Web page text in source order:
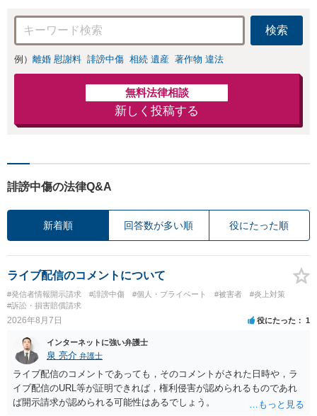
応可：開示請求の
意見照会が来たと
きの対処法、被害
者との示談交渉
検索
例） 離婚 慰謝料 誹謗中傷 相続 遺産 著作物 違法
無料法律相談
新しく投稿する
誹謗中傷の法律Q&A
新着順 回答数が多い順 役にたった順
ライブ配信のコメントについて
#発信者情報開示請求 #誹謗中傷 #個人・プライベート #被害者
#炎上対策
#訴訟・損害賠償請求
2026年8月7日 役にたった 1
インターネットに強い弁護士
泉 亮介 弁護士
ライブ配信のコメントであっても，そのコメントがされた日時や，ラ
イブ配信のURL等が証明できれば，権利侵害が認められるものであれ
ば開示請求が認められる可能性はあるでしょう。